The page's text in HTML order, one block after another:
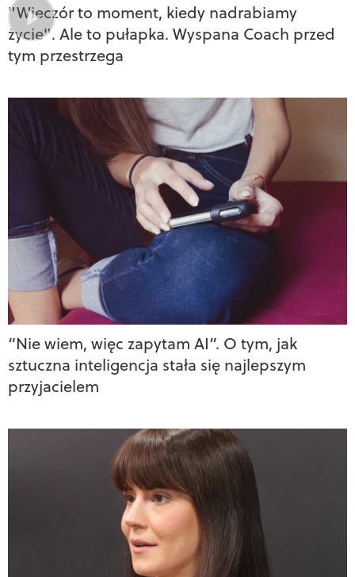
"Wieczór to moment, kiedy nadrabiamy
życie". Ale to pułapka. Wyspana Coach przed
tym przestrzega
“Nie wiem, więc zapytam AI”. O tym, jak
sztuczna inteligencja stała się najlepszym
przyjacielem